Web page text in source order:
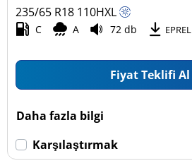
235/65 R18 110HXL
C A 72 db EPREL
Fiyat Teklifi Al
Daha fazla bilgi
Karşılaştırmak